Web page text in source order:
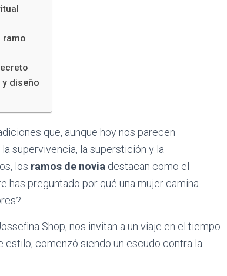
ramo
diseño
que, aunque hoy nos parecen
supervivencia, la superstición y la
los ramos de novia destacan como el
has preguntado por qué una mujer camina
Shop, nos invitan a un viaje en el tiempo
comenzó siendo un escudo contra la